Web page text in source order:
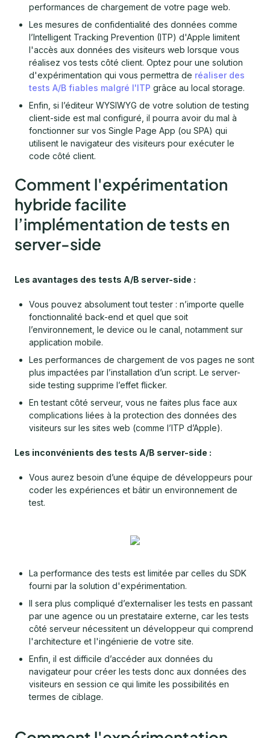
performances de chargement de votre page web.
Les mesures de confidentialité des données comme
l’Intelligent Tracking Prevention (ITP) d'Apple limitent
l'accès aux données des visiteurs web lorsque vous
réalisez vos tests côté client. Optez pour une solution
d'expérimentation qui vous permettra de réaliser des
tests A/B fiables malgré l'ITP grâce au local storage.
Enfin, si l’éditeur WYSIWYG de votre solution de testing
client-side est mal configuré, il pourra avoir du mal à
fonctionner sur vos Single Page App (ou SPA) qui
utilisent le navigateur des visiteurs pour exécuter le
code côté client.
Comment l'expérimentation
hybride facilite
l’implémentation de tests en
server-side
Les avantages des tests A/B server-side :
Vous pouvez absolument tout tester : n’importe quelle
fonctionnalité back-end et quel que soit
l’environnement, le device ou le canal, notamment sur
application mobile.
Les performances de chargement de vos pages ne sont
plus impactées par l’installation d’un script. Le server-
side testing supprime l’effet flicker.
En testant côté serveur, vous ne faites plus face aux
complications liées à la protection des données des
visiteurs sur les sites web (comme l’ITP d’Apple).
Les inconvénients des tests A/B server-side :
Vous aurez besoin d’une équipe de développeurs pour
coder les expériences et bâtir un environnement de
test.
La performance des tests est limitée par celles du SDK
fourni par la solution d'expérimentation.
Il sera plus compliqué d’externaliser les tests en passant
par une agence ou un prestataire externe, car les tests
côté serveur nécessitent un développeur qui comprend
l'architecture et l'ingénierie de votre site.
Enfin, il est difficile d’accéder aux données du
navigateur pour créer les tests donc aux données des
visiteurs en session ce qui limite les possibilités en
termes de ciblage.